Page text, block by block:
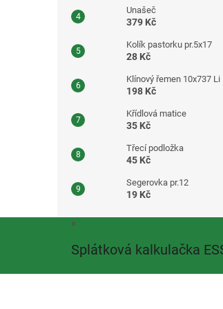
Unašeč
379 Kč
Kolík pastorku pr.5x17
28 Kč
Klínový řemen 10x737 Li
198 Kč
Křídlová matice
35 Kč
Třecí podložka
45 Kč
Segerovka pr.12
19 Kč
a
×
Splátková kalkulačka